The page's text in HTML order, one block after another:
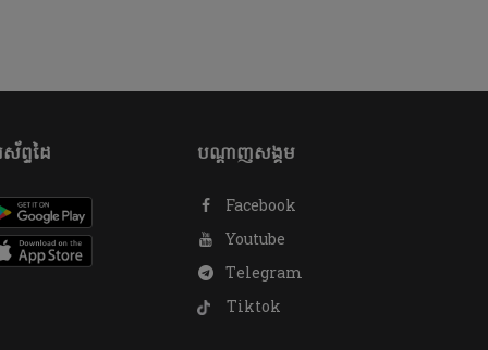
ព្ទដៃ បណ្តាញសង្គម
Facebook
Youtube
Telegram
Tiktok